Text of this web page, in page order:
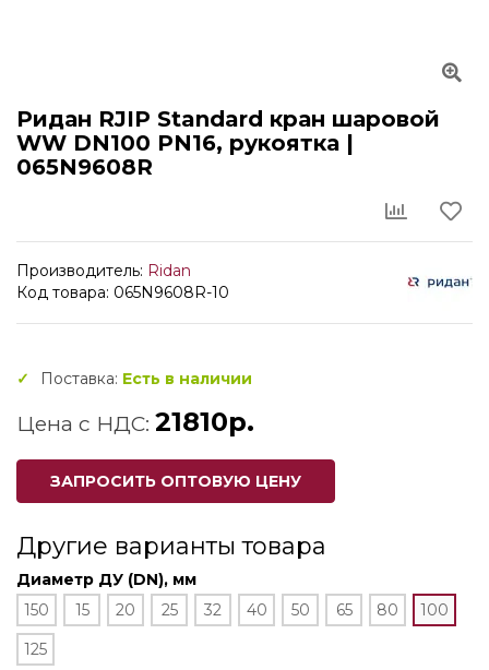
Ридан RJIP Standard кран шаровой
WW DN100 PN16, рукоятка |
065N9608R
Производитель: Ridan
Код товара: 065N9608R-10
Поставка: Есть в наличии
Цена с НДС: 21810р.
ЗАПРОСИТЬ ОПТОВУЮ ЦЕНУ
Другие варианты товара
Диаметр ДУ (DN), мм
150
15 20 25 32 40 50 65 80
100
125